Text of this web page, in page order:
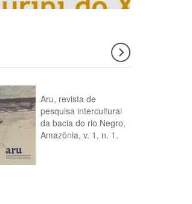
Aru, revista de
pesquisa intercultural
da bacia do rio Negro,
Amazônia, v. 1, n. 1.